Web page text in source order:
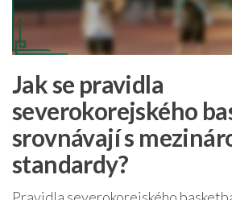
Jak se pravidla
severokorejského
srovnávají s
standardy?